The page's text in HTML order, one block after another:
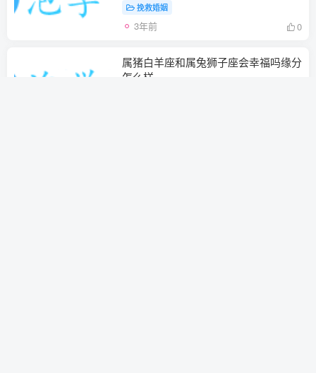
挽救婚姻
3年前 0
属猪白羊座和属兔狮子座会幸福吗缘分
怎么样